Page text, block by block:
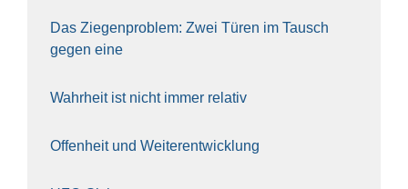
Das Zie­gen­pro­blem: Zwei Türen im Tausch
gegen eine
Wahr­heit ist nicht immer rela­tiv
Offen­heit und Wei­ter­ent­wick­lung